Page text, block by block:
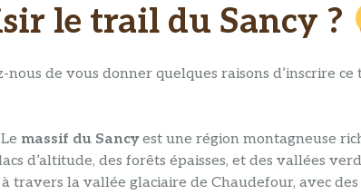
le trail du Sancy ?
nous de vous donner quelques raisons d’inscrire
massif du Sancyest une région montagneuse
d’altitude, des forêts épaisses, et des vallées
travers la vallée glaciaire de Chaudefour, avec